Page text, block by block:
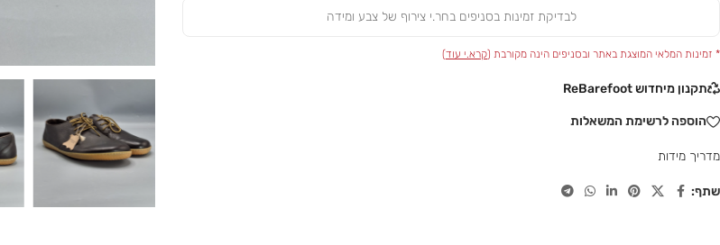
לבדיקת זמינות בסניפים בחר.י צירוף של צבע ומידה
* זמינות המלאי המוצגת באתר ובסניפים הינה מקורבת (קרא.י עוד)
תקנון מיחדוש ReBarefoot
הוספה לרשימת המשאלות
מדריך מידות
שתף: